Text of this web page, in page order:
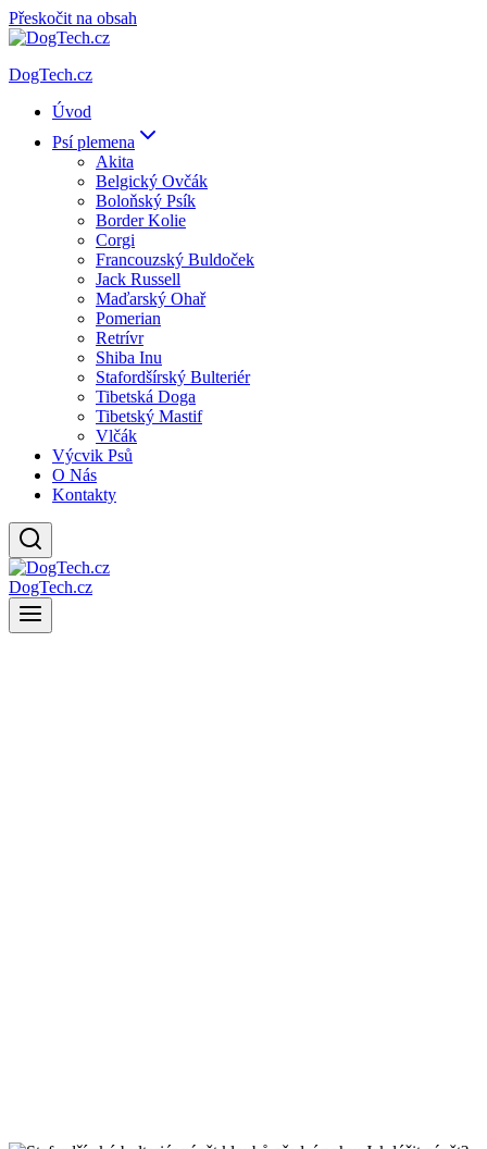
Přeskočit na obsah
DogTech.cz
Úvod
Psí plemena
Akita
Belgický Ovčák
Boloňský Psík
Border Kolie
Corgi
Francouzský Buldoček
Jack Russell
Maďarský Ohař
Pomerian
Retrívr
Shiba Inu
Stafordšírský Bulteriér
Tibetská Doga
Tibetský Mastif
Vlčák
Výcvik Psů
O Nás
Kontakty
DogTech.cz